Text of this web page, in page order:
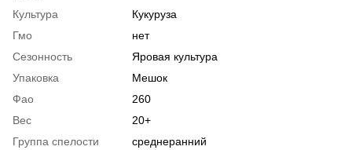
Культура
Кукуруза
Гмо
нет
Сезонность
Яровая культура
Упаковка
Мешок
Фао
260
Вес
20+
Группа спелости
среднеранний